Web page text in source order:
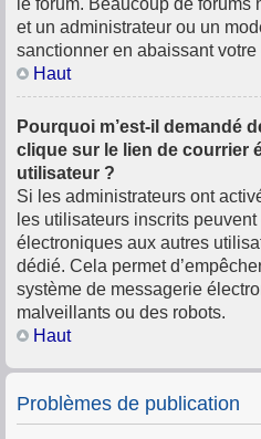
le forum. Beaucoup de
et un administrateur ou un
sanctionner en abaissant
Haut
Pourquoi m’est-il demandé
clique sur le lien de courrier
utilisateur ?
Si les administrateurs ont
les utilisateurs inscrits
électroniques aux autres
dédié. Cela permet
système de messagerie
malveillants ou des robots.
Haut
Problèmes de publication